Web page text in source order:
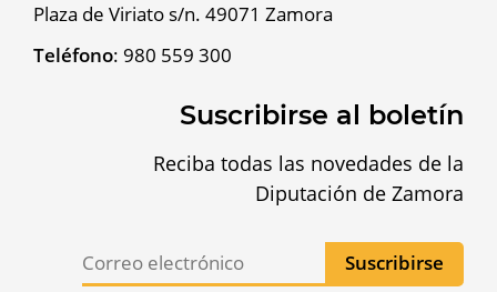
Plaza de Viriato s/n. 49071 Zamora
Teléfono: 980 559 300
Suscribirse al boletín
Reciba todas las novedades de la
Diputación de Zamora